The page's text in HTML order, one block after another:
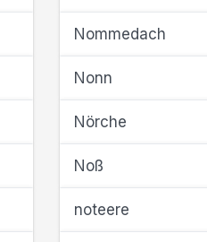
Nommedach
Nonn
Nörche
Noß
noteere